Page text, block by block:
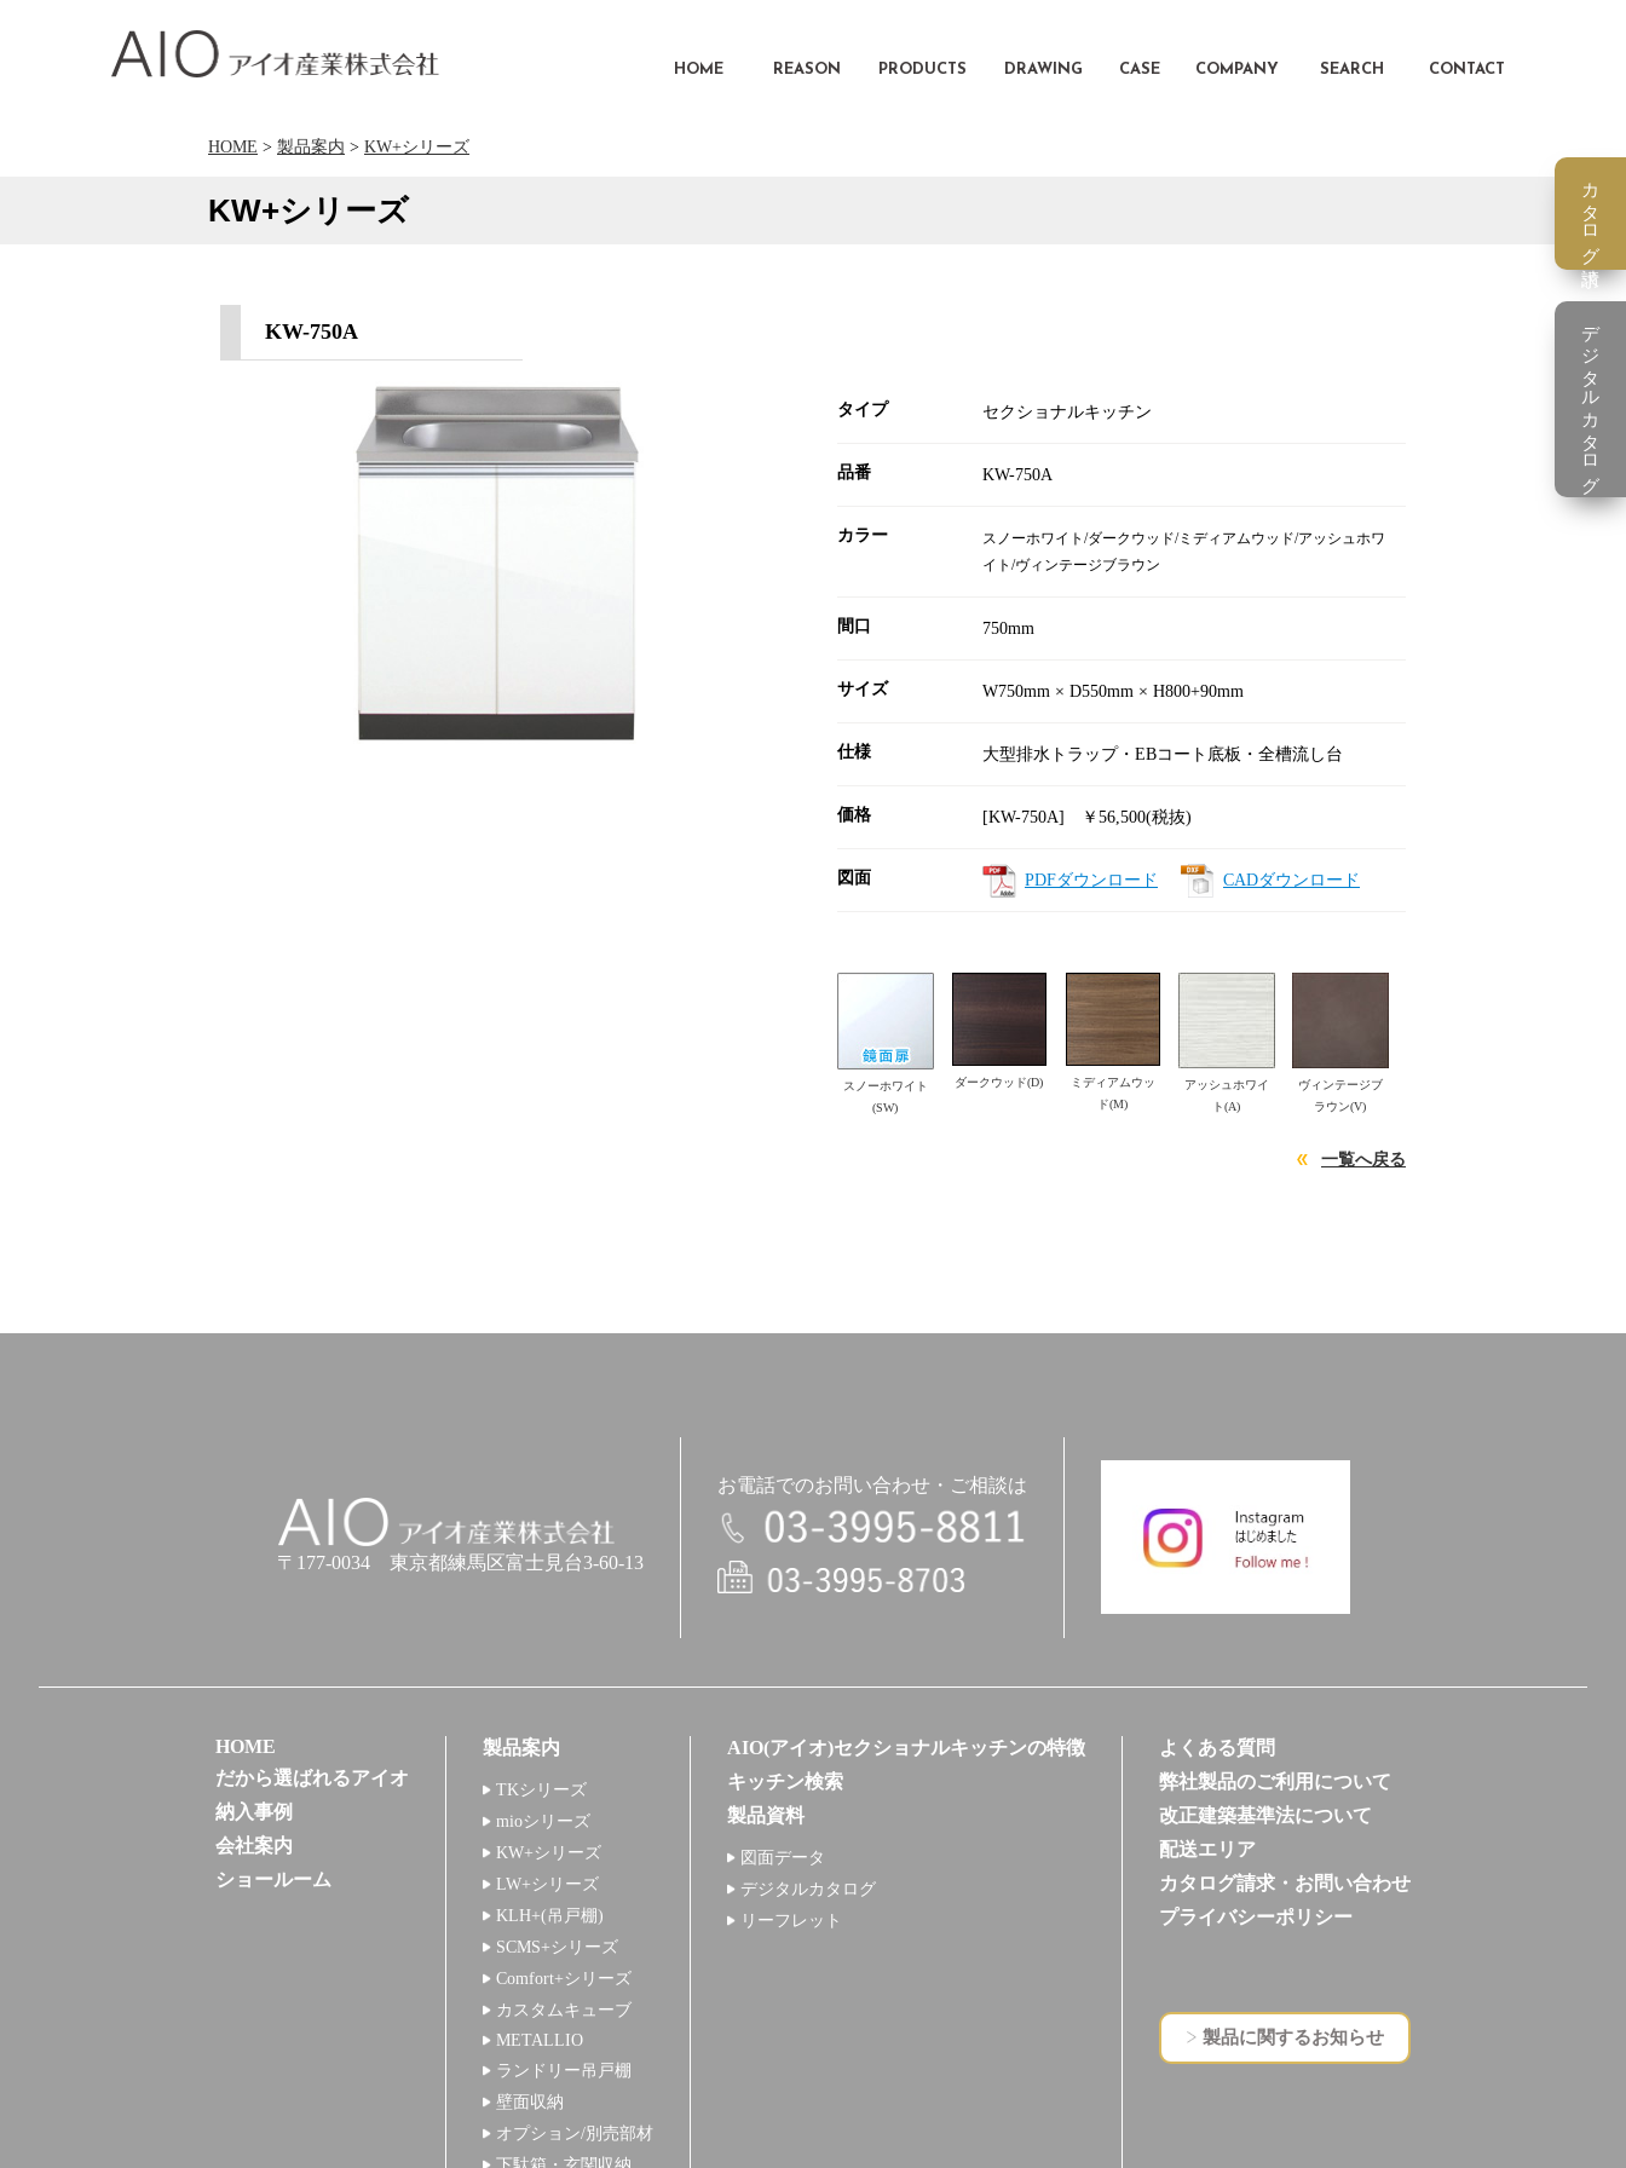
HOME REASON PRODUCTS DRAWING CASE COMPANY SEARCH CONTACT
HOME > 製品案内 > KW+シリーズ
KW+シリーズ
KW-750A
タイプ セクショナルキッチン
品番 KW-750A
カラー
スノーホワイト/ダークウッド/ミディアムウッド/アッシュホワ
イト/ヴィンテージブラウン
間口 750mm
サイズ W750mm × D550mm × H800+90mm
仕様 大型排水トラップ・EBコート底板・全槽流し台
価格 [KW-750A] ￥56,500(税抜)
図面 PDFダウンロード CADダウンロード
スノーホワイト
(SW)
ダークウッド(D)
ミディアムウッ
ド(M)
アッシュホワイ
ト(A)
ヴィンテージブ
ラウン(V)
一覧へ戻る
アイオ産業株式会社
〒177-0034 東京都練馬区富士見台3-60-13
お電話でのお問い合わせ・ご相談は
電話
HOME
だから選ばれるアイオ
納入事例
会社案内
ショールーム
製品案内
TKシリーズ
mioシリーズ
KW+シリーズ
LW+シリーズ
KLH+(吊戸棚)
SCMS+シリーズ
Comfort+シリーズ
カスタムキューブ
METALLIO
ランドリー吊戸棚
壁面収納
オプション/別売部材
AIO(アイオ)セクショナルキッチンの特徴
キッチン検索
製品資料
図面データ
デジタルカタログ
リーフレット
よくある質問
弊社製品のご利用について
改正建築基準法について
配送エリア
カタログ請求・お問い合わせ
プライバシーポリシー
製品に関するお知らせ
カタログ請求
デジタルカタログ